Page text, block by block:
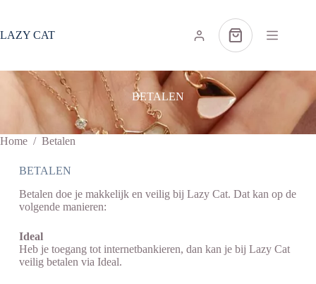
de
LAZY CAT Winkelwagen
BETALEN
Home / Betalen
BETALEN
Betalen doe je makkelijk en veilig bij Lazy Cat. Dat kan op de
volgende manieren:
Ideal
Heb je toegang tot internetbankieren, dan kan je bij Lazy Cat
veilig betalen via Ideal.